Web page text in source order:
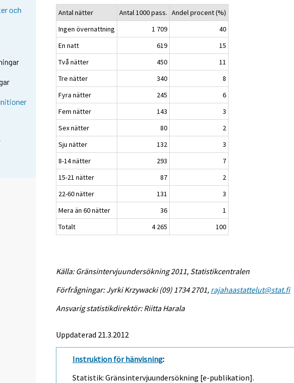
och
Antal nätter Antal 1000 pass. Andel procent (%)
Ingen övernattning
1 709
40
En natt
619
15
Två nätter
450
11
Tre nätter
340
8
Fyra nätter
245
6
Fem nätter
143
3
Sex nätter
80
2
Sju nätter
132
3
8-14 nätter
293
7
15-21 nätter
87
2
22-60 nätter
131
3
Mera än 60 nätter
36
1
Totalt
4 265 100
Källa: Gränsintervjuundersökning 2011, Statistikcentralen
Förfrågningar: Jyrki Krzywacki (09) 1734 2701, rajahaastattelut@stat.fi
Ansvarig statistikdirektör: Riitta Harala
Uppdaterad 21.3.2012
Instruktion för hänvisning:
Statistik: Gränsintervjuundersökning [e-publikation].